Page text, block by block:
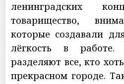
ленинградских
товарищество,
которые создавали
лёгкость в работе.
разделяют все, кто
прекрасном городе.